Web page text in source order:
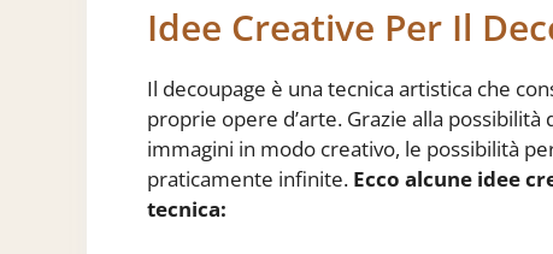
Idee Creative Per Il
Il decoupage è una tecnica artistica che
proprie opere d’arte. Grazie alla
immagini in modo creativo, le possibilità
praticamente infinite. Ecco alcune idee
tecnica: